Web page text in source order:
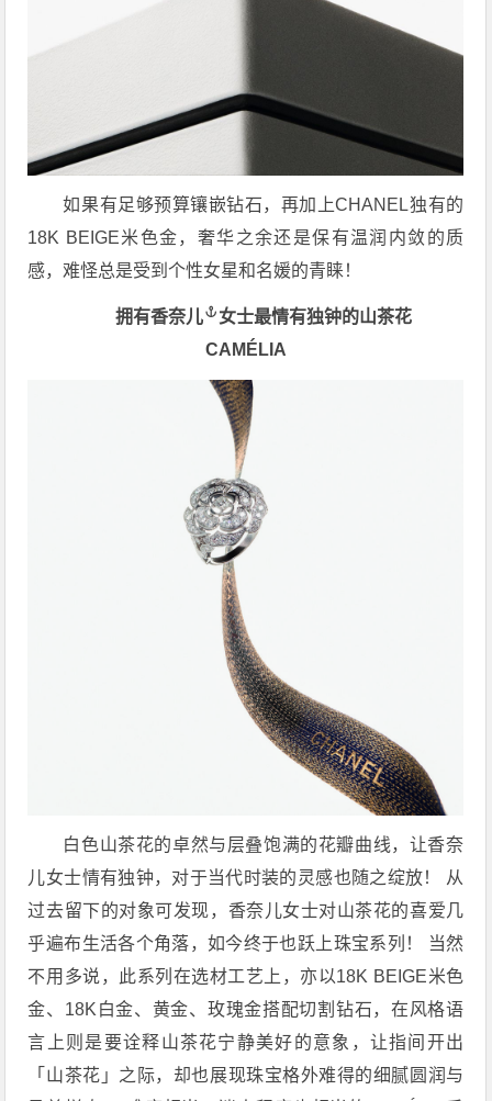
如果有足够预算镶嵌钻石，再加上CHANEL独有的
18K BEIGE米色金，奢华之余还是保有温润内敛的质
感，难怪总是受到个性女星和名媛的青睐！
拥有香奈儿
女士最情有独钟的山茶花
CAMÉLIA
白色山茶花的卓然与层叠饱满的花瓣曲线，让香奈
儿女士情有独钟，对于当代时装的灵感也随之绽放！ 从
过去留下的对象可发现，香奈儿女士对山茶花的喜爱几
乎遍布生活各个角落，如今终于也跃上珠宝系列！ 当然
不用多说，此系列在选材工艺上，亦以18K BEIGE米色
金、18K白金、黄金、玫瑰金搭配切割钻石，在风格语
言上则是要诠释山茶花宁静美好的意象，让指间开出
「山茶花」之际，却也展现珠宝格外难得的细腻圆润与